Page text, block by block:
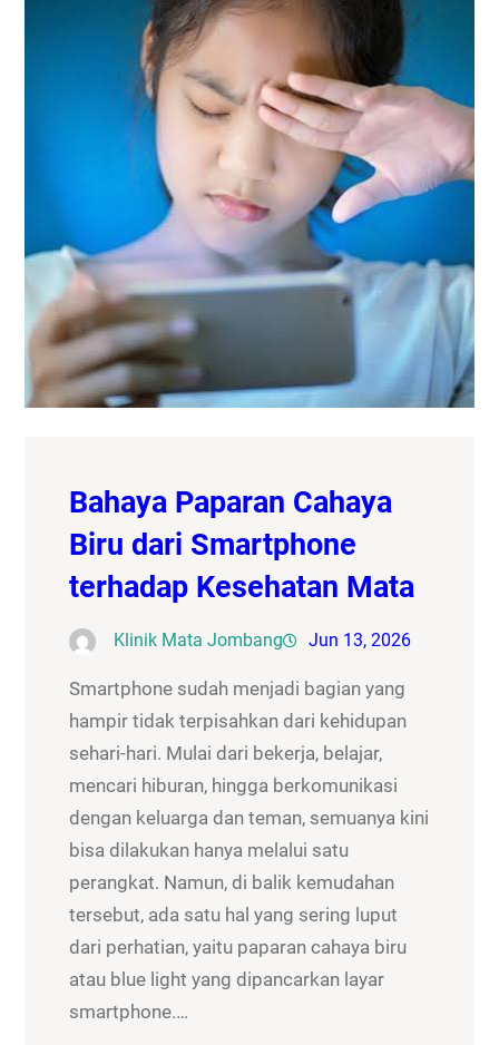
Bahaya Paparan Cahaya
Biru dari Smartphone
terhadap Kesehatan Mata
Klinik Mata Jombang Jun 13, 2026
Smartphone sudah menjadi bagian yang
hampir tidak terpisahkan dari kehidupan
sehari-hari. Mulai dari bekerja, belajar,
mencari hiburan, hingga berkomunikasi
dengan keluarga dan teman, semuanya kini
bisa dilakukan hanya melalui satu
perangkat. Namun, di balik kemudahan
tersebut, ada satu hal yang sering luput
dari perhatian, yaitu paparan cahaya biru
atau blue light yang dipancarkan layar
smartphone.…